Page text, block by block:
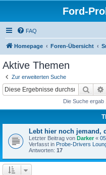
Ford-
FAQ
Homepage Foren-Übersicht
Aktive Themen
Zur erweiterten Suche
Suche
Die Suche ergab
Lebt hier noch jemand,
Letzter Beitrag von Darker«
Verfasst in Probe-Drivers
Antworten: 17